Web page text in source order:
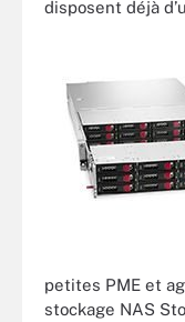
disposent déjà
petites PME et
stockage NAS